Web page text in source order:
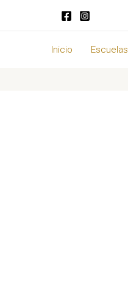
Inicio
Escuelas